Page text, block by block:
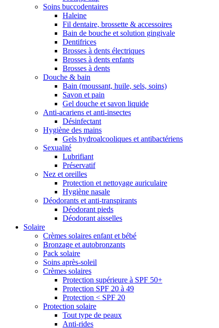
Soins buccodentaires
Haleine
Fil dentaire, brossette & accessoires
Bain de bouche et solution gingivale
Dentifrices
Brosses à dents électriques
Brosses à dents enfants
Brosses à dents
Douche & bain
Bain (moussant, huile, sels, soins)
Savon et pain
Gel douche et savon liquide
Anti-acariens et anti-insectes
Désinfectant
Hygiène des mains
Gels hydroalcooliques et antibactériens
Sexualité
Lubrifiant
Préservatif
Nez et oreilles
Protection et nettoyage auriculaire
Hygiène nasale
Déodorants et anti-transpirants
Déodorant pieds
Déodorant aisselles
Solaire
Crèmes solaires enfant et bébé
Bronzage et autobronzants
Pack solaire
Soins après-soleil
Crèmes solaires
Protection supérieure à SPF 50+
Protection SPF 20 à 49
Protection < SPF 20
Protection solaire
Tout type de peaux
Anti-rides